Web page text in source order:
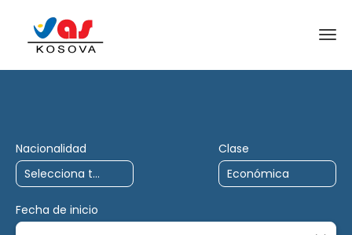
Nacionalidad Clase
Fecha de inicio